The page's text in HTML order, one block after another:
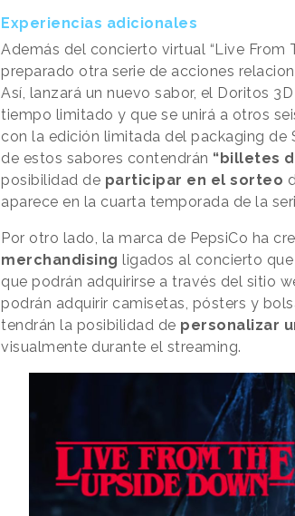
Experiencias adicionales
Además del concierto virtual “Live From
preparado otra serie de acciones
Así, lanzará un nuevo sabor, el Doritos
tiempo limitado y que se unirá a otros
con la edición limitada del packaging de
de estos sabores contendrán “billetes
posibilidad de participar en el sorteo
aparece en la cuarta temporada de la
Por otro lado, la marca de PepsiCo ha
merchandising ligados al concierto
que podrán adquirirse a través del sitio
podrán adquirir camisetas, pósters y
tendrán la posibilidad de personalizar
visualmente durante el streaming.